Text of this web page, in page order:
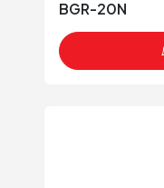
BGR-20N